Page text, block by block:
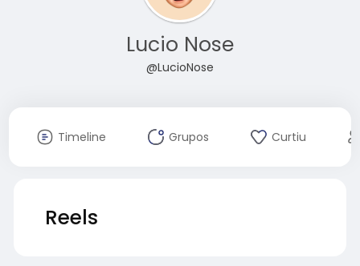
Lucio Nose
@LucioNose
Timeline Grupos Curtiu
Reels